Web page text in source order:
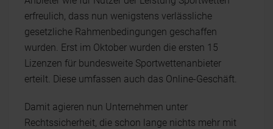
erfreulich, dass nun wenigstens verlässliche
gesetzliche Rahmenbedingungen geschaffen
wurden. Erst im Oktober wurden die ersten 15
Lizenzen für bundesweite Sportwettenanbieter
erteilt. Diese umfassen auch das Online-Geschäft.
Damit agieren nun Unternehmen unter
Rechtssicherheit, die schon lange nichts mehr mit